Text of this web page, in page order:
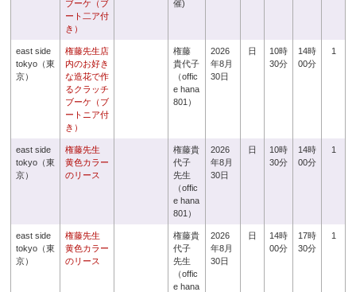
ブーケ（ブ
ート二ア付
き）
催)
east side
tokyo（東
京）
権藤先生店
内のお好き
な造花で作
るクラッチ
ブーケ（ブ
ートニア付
き）
権藤
貴代子
（offic
e hana
801）
2026
年8月
30日
日
10時
30分
14時
00分
1
east side
tokyo（東
京）
権藤先生
黄色カラー
のリース
権藤貴
代子
先生
（offic
e hana
801）
2026
年8月
30日
日
10時
30分
14時
00分
1
east side
tokyo（東
京）
権藤先生
黄色カラー
のリース
権藤貴
代子
先生
（offic
e hana
2026
年8月
30日
日
14時
00分
17時
30分
1